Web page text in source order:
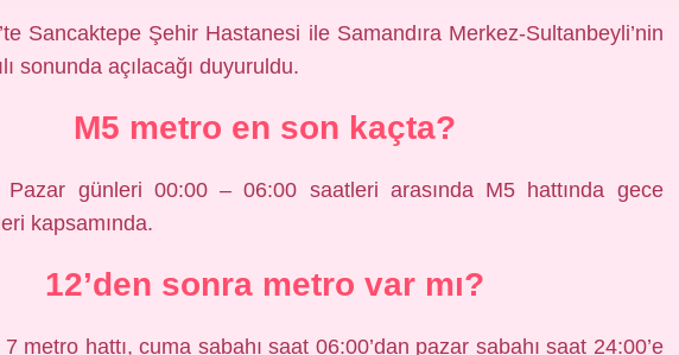
Sancaktepe Şehir Hastanesi ile Samandıra Merkez-Sultanbeyli’nin
sonunda açılacağı duyuruldu.
M5 metro en son kaçta?
Pazar günleri 00:00 – 06:00 saatleri arasında M5 hattında gece
kapsamında.
12’den sonra metro var mı?
metro hattı, cuma sabahı saat 06:00’dan pazar sabahı saat 24:00’e